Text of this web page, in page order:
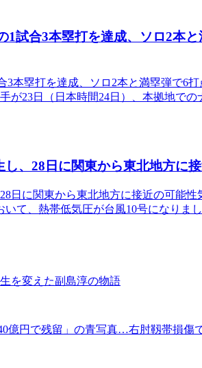
1試合3本塁打を達成、ソロ2本
3本塁打を達成、ソロ2本と満塁弾で6
が23日（日本時間24日）、本拠地で
し、28日に関東から東北地方に
日に関東から東北地方に接近の可能
いて、熱帯低気圧が台風10号になりま
を変えた副島淳の物語
億円で残留」の青写真…右肘靱帯損傷